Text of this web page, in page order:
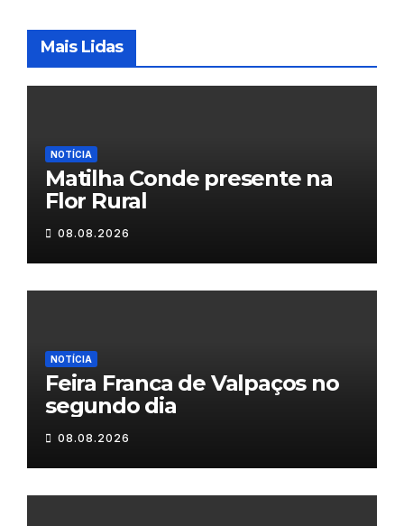
Mais Lidas
NOTÍCIA
Matilha Conde presente na
Flor Rural
08.08.2026
NOTÍCIA
Feira Franca de Valpaços no
segundo dia
08.08.2026